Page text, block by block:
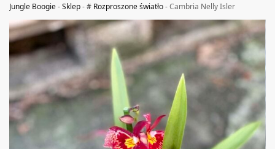
Jungle Boogie-Sklep-# Rozproszone światło-Cambria Nelly Isler